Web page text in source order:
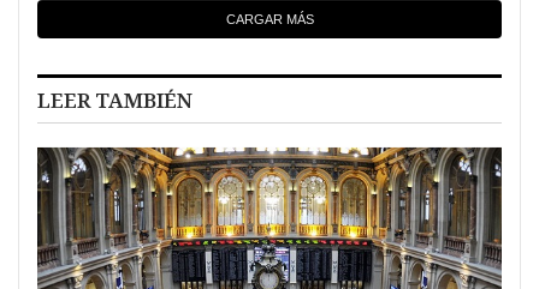
CARGAR MÁS
LEER TAMBIÉN